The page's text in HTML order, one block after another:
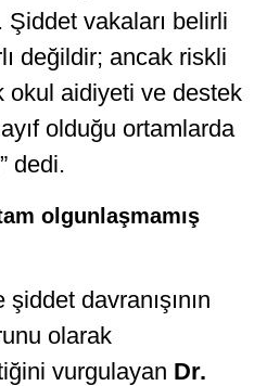
vakaları belirli
değildir; ancak riskli
okul aidiyeti ve destek
olduğu ortamlarda
dedi.
olgunlaşmamış
davranışının
olarak
vurgulayan Dr.